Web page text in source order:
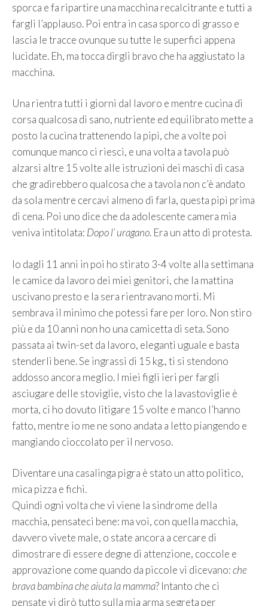
sporca e fa ripartire una macchina recalcitrante e tutti a
fargli l’applauso. Poi entra in casa sporco di grasso e
lascia le tracce ovunque su tutte le superfici appena
lucidate. Eh, ma tocca dirgli bravo che ha aggiustato la
macchina.
Una rientra tutti i giorni dal lavoro e mentre cucina di
corsa qualcosa di sano, nutriente ed equilibrato mette a
posto la cucina trattenendo la pipì, che a volte poi
comunque manco ci riesci, e una volta a tavola può
alzarsi altre 15 volte alle istruzioni dei maschi di casa
che gradirebbero qualcosa che a tavola non c’è andato
da sola mentre cercavi almeno di farla, questa pipì prima
di cena. Poi uno dice che da adolescente camera mia
veniva intitolata: Dopo l’ uragano. Era un atto di protesta.
Io dagli 11 anni in poi ho stirato 3-4 volte alla settimana
le camice da lavoro dei miei genitori, che la mattina
uscivano presto e la sera rientravano morti. Mi
sembrava il minimo che potessi fare per loro. Non stiro
più e da 10 anni non ho una camicetta di seta. Sono
passata ai twin-set da lavoro, eleganti uguale e basta
stenderli bene. Se ingrassi di 15 kg., ti si stendono
addosso ancora meglio. I miei figli ieri per fargli
asciugare delle stoviglie, visto che la lavastoviglie è
morta, ci ho dovuto litigare 15 volte e manco l’hanno
fatto, mentre io me ne sono andata a letto piangendo e
mangiando cioccolato per il nervoso.
Diventare una casalinga pigra è stato un atto politico,
mica pizza e fichi.
Quindi ogni volta che vi viene la sindrome della
macchia, pensateci bene: ma voi, con quella macchia,
davvero vivete male, o state ancora a cercare di
dimostrare di essere degne di attenzione, coccole e
approvazione come quando da piccole vi dicevano:che
brava bambina che aiuta la mamma? Intanto che ci
pensate vi dirò tutto sulla mia arma segreta per